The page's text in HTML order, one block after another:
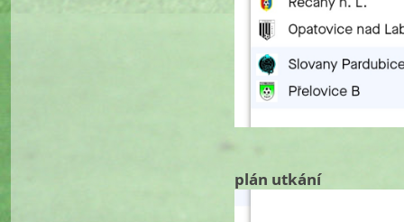
plán utkání